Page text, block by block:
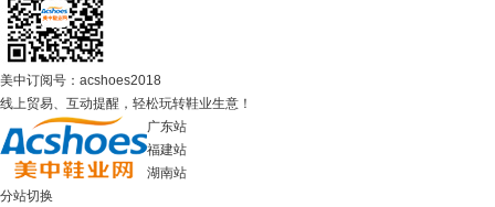
美中订阅号：acshoes2018
线上贸易、互动提醒，轻松玩转鞋业生意！
广东站
福建站
湖南站
分站切换